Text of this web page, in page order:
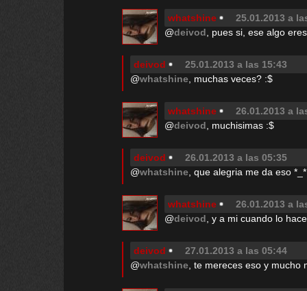
whatshine
25.01.2013 a
@deivod , pues si, ese algo
deivod
25.01.2013 a las 15:43
@whatshine , muchas veces? :$
whatshine
26.01.2013 a
@deivod , muchisimas :$
deivod
26.01.2013 a las 05:35
@whatshine , que alegria me da eso *_*
whatshine
26.01.2013 a
@deivod , y a mi cuando lo
deivod
27.01.2013 a las 05:44
@whatshine , te mereces eso y mucho